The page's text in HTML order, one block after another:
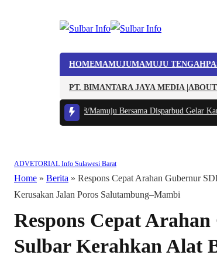
HOMEMAMUJUMAMUJU TENGAH
PT. BIMANTARA JAYA MEDIA | ABOUT
Lokal, Kodim 1418/Mamuju Bersama Disparbud Gelar Karya
ADVETORIAL Info Sulawesi Barat
Home » Berita » Respons Cepat Arahan Gubernur
Kerusakan Jalan Poros Salutambung–Mambi
Respons Cepat
Sulbar Kerahkan Alat